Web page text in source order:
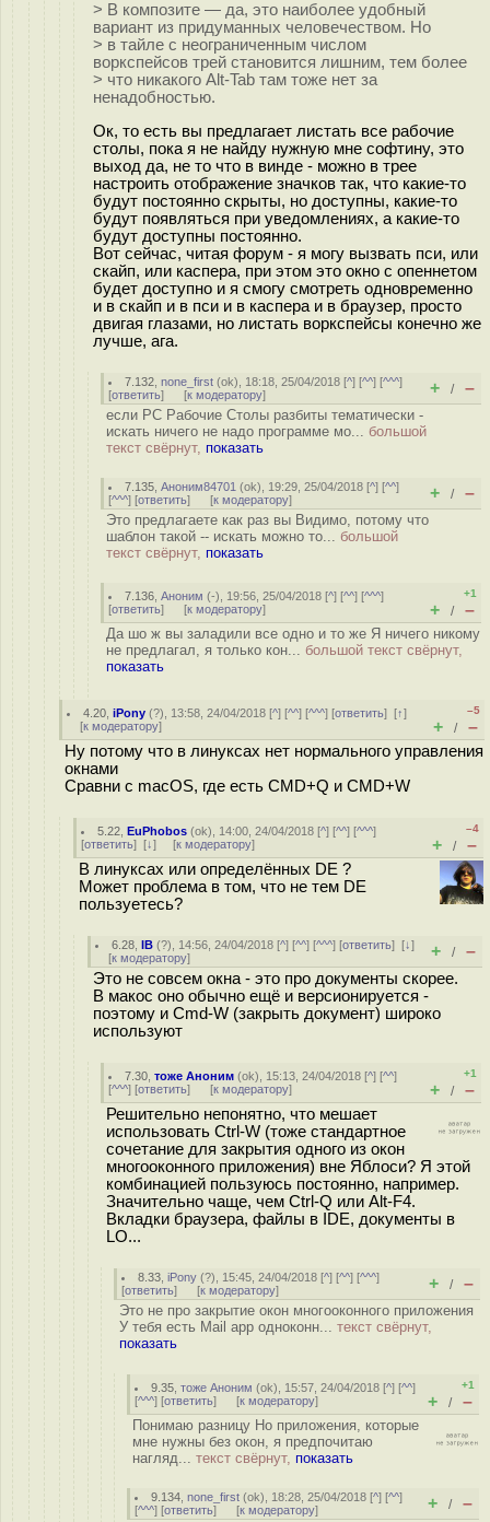
> В композите — да, это наиболее удобный
вариант из придуманных человечеством. Но
> в тайле с неограниченным числом
воркспейсов трей становится лишним, тем более
> что никакого Alt-Tab там тоже нет за
ненадобностью.
Ок, то есть вы предлагает листать все рабочие
столы, пока я не найду нужную мне софтину, это
выход да, не то что в винде - можно в трее
настроить отображение значков так, что какие-то
будут постоянно скрыты, но доступны, какие-то
будут появляться при уведомлениях, а какие-то
будут доступны постоянно.
Вот сейчас, читая форум - я могу вызвать пси, или
скайп, или каспера, при этом это окно с опеннетом
будет доступно и я смогу смотреть одновременно
и в скайп и в пси и в каспера и в браузер, просто
двигая глазами, но листать воркспейсы конечно же
лучше, ага.
7.132 ,none_first (ok), 18:18, 25/04/2018 [^] [^^] [^^^]
[ответить] [к модератору] + / –
если РС Рабочие Столы разбиты тематически -
искать ничего не надо программе мо... большой
текст свёрнут, показать
7.135 ,Аноним84701 (ok), 19:29, 25/04/2018 [^] [^^]
[^^^] [ответить] [к модератору] + / –
Это предлагаете как раз вы Видимо, потому что
шаблон такой -- искать можно то... большой
текст свёрнут, показать
7.136 ,Аноним (-), 19:56, 25/04/2018 [^] [^^] [^^^]
[ответить] [к модератору]
+1
+ / –
Да шо ж вы заладили все одно и то же Я ничего никому
не предлагал, я только кон... большой текст свёрнут,
показать
4.20 ,iPony (?), 13:58, 24/04/2018 [^] [^^] [^^^] [ответить][↑]
[к модератору]
–5
+ / –
Ну потому что в линуксах нет нормального управления
окнами
Сравни с macOS, где есть CMD+Q и CMD+W
5.22 ,EuPhobos (ok), 14:00, 24/04/2018 [^] [^^] [^^^]
[ответить] [↓] [к модератору]
–4
+ / –
В линуксах или определённых DE ?
Может проблема в том, что не тем DE
пользуетесь?
6.28 ,IB (?), 14:56, 24/04/2018 [^] [^^] [^^^] [ответить][↓]
[к модератору] + / –
Это не совсем окна - это про документы скорее.
В макос оно обычно ещё и версионируется -
поэтому и Cmd-W (закрыть документ) широко
используют
7.30 ,тоже Аноним (ok), 15:13, 24/04/2018 [^] [^^]
[^^^] [ответить] [к модератору]
+1
+ / –
Решительно непонятно, что мешает
использовать Ctrl-W (тоже стандартное
сочетание для закрытия одного из окон
многооконного приложения) вне Яблоси? Я этой
комбинацией пользуюсь постоянно, например.
Значительно чаще, чем Ctrl-Q или Alt-F4.
Вкладки браузера, файлы в IDE, документы в
LO...
8.33 ,iPony (?), 15:45, 24/04/2018 [^] [^^] [^^^]
[ответить] [к модератору] + / –
Это не про закрытие окон многооконного приложения
У тебя есть Mail app одноконн... текст свёрнут,
показать
9.35 ,тоже Аноним (ok), 15:57, 24/04/2018 [^] [^^]
[^^^] [ответить] [к модератору]
+1
+ / –
Понимаю разницу Но приложения, которые
мне нужны без окон, я предпочитаю
нагляд... текст свёрнут, показать
9.134 ,none_first (ok), 18:28, 25/04/2018 [^] [^^]
[^^^] [ответить] [к модератору] + / –